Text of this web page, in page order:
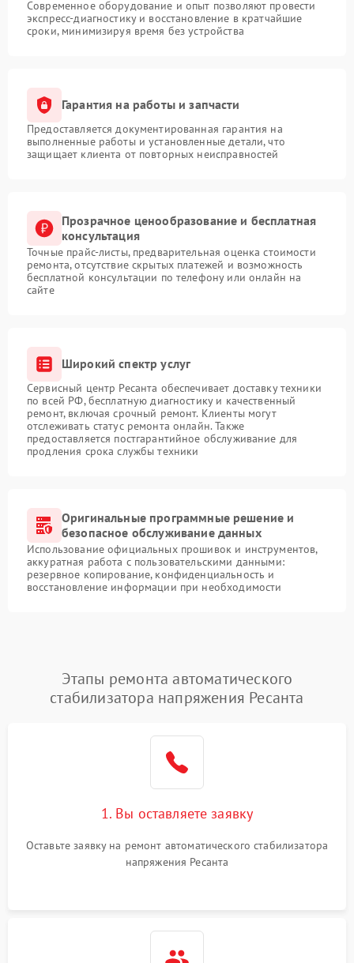
Современное оборудование и опыт позволяют провести
экспресс-диагностику и восстановление в кратчайшие
сроки, минимизируя время без устройства
Гарантия на работы и запчасти
Предоставляется документированная гарантия на
выполненные работы и установленные детали, что
защищает клиента от повторных неисправностей
Прозрачное ценообразование и бесплатная
консультация
Точные прайс-листы, предварительная оценка стоимости
ремонта, отсутствие скрытых платежей и возможность
бесплатной консультации по телефону или онлайн на
сайте
Широкий спектр услуг
Сервисный центр Ресанта обеспечивает доставку техники
по всей РФ, бесплатную диагностику и качественный
ремонт, включая срочный ремонт. Клиенты могут
отслеживать статус ремонта онлайн. Также
предоставляется постгарантийное обслуживание для
продления срока службы техники
Оригинальные программные решение и
безопасное обслуживание данных
Использование официальных прошивок и инструментов,
аккуратная работа с пользовательскими данными:
резервное копирование, конфиденциальность и
восстановление информации при необходимости
Этапы ремонта автоматического
стабилизатора напряжения Ресанта
1. Вы оставляете заявку
Оставьте заявку на ремонт автоматического стабилизатора
напряжения Ресанта